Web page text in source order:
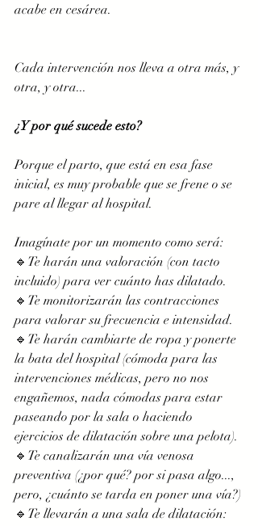
acabe en cesárea.
Cada intervención nos lleva a otra más, y
otra, y otra...
¿Y por qué sucede esto?
Porque el parto, que está en esa fase
inicial, es muy probable que se frene o se
pare al llegar al hospital.
Imagínate por un momento como será:
🔹Te harán una valoración (con tacto
incluido) para ver cuánto has dilatado.
🔹Te monitorizarán las contracciones
para valorar su frecuencia e intensidad.
🔹Te harán cambiarte de ropa y ponerte
la bata del hospital (cómoda para las
intervenciones médicas, pero no nos
engañemos, nada cómodas para estar
paseando por la sala o haciendo
ejercicios de dilatación sobre una pelota).
🔹Te canalizarán una vía venosa
preventiva (¿por qué? por si pasa algo...,
pero, ¿cuánto se tarda en poner una vía?)
🔹Te llevarán a una sala de dilatación: